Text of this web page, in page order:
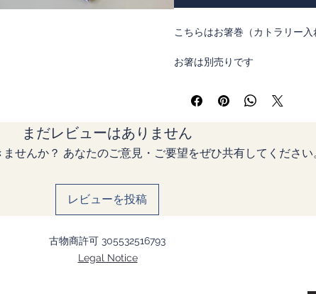
こちらはお箸巻（カトラリー
お箸は別売りです
日本の標準的なお箸のサイズに
ますのでご相談くださいませ）
このお箸袋があなたに健康と
まだレビューはありません
せんか？ あなたのご意見・ご要望をぜひ共有してください
レビューを投稿
古物商許可 305532516793
Legal Notice